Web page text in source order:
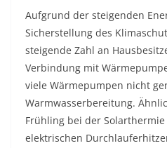
Aufgrund der steigenden
Sicherstellung des
steigende Zahl an
Verbindung mit
viele Wärmepumpen nicht
Warmwasserbereitung.
Frühling bei der
elektrischen